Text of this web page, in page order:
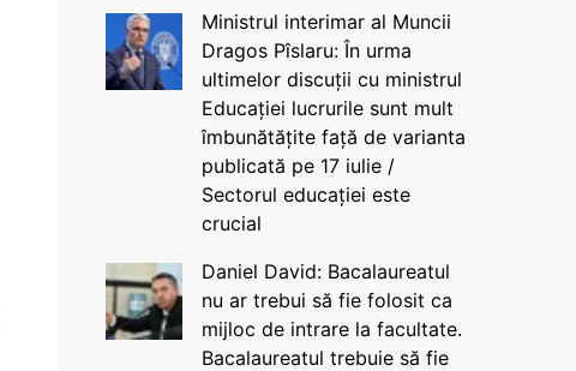
Ministrul interimar al Muncii
Dragos Pîslaru: În urma
ultimelor discuții cu ministrul
Educației lucrurile sunt mult
îmbunătățite față de varianta
publicată pe 17 iulie /
Sectorul educației este
crucial
Daniel David: Bacalaureatul
nu ar trebui să fie folosit ca
mijloc de intrare la facultate.
Bacalaureatul trebuie să fie